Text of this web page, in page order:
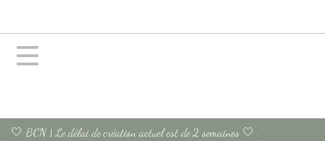
. 🤍 BCN | Le délai de création actuel est de 2 semaines 🤍 .